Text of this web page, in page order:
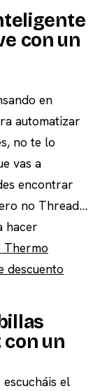
con un
en
automatizar
no te lo
vas a
encontrar
no Thread…
hacer
Thermo
descuento
un
el